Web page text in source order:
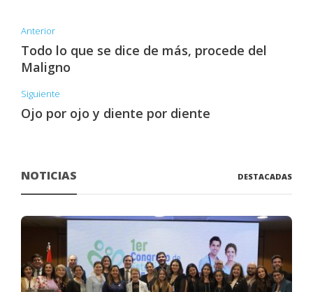
Anterior
Todo lo que se dice de más, procede del
Maligno
Siguiente
Ojo por ojo y diente por diente
NOTICIAS DESTACADAS